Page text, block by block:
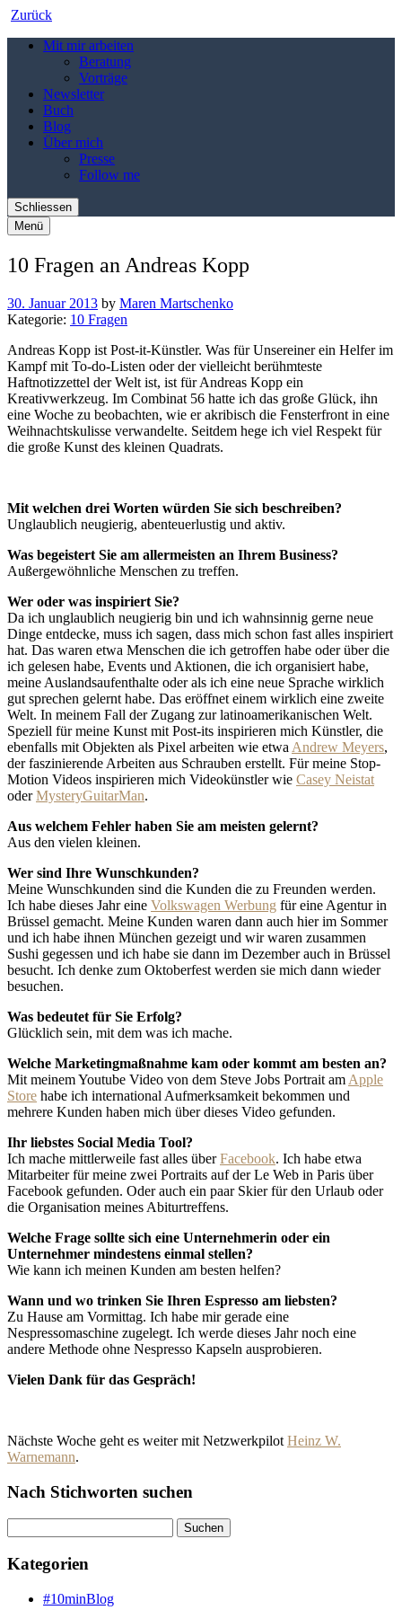
Zurück
Mit mir arbeiten
Beratung
Vorträge
Newsletter
Buch
Blog
Über mich
Presse
Follow me
Schliessen
Menü
10 Fragen an Andreas Kopp
30. Januar 2013 by Maren Martschenko
Kategorie: 10 Fragen
Andreas Kopp ist Post-it-Künstler. Was für Unsereiner ein Helfer im
Kampf mit To-do-Listen oder der vielleicht berühmteste
Haftnotizzettel der Welt ist, ist für Andreas Kopp ein
Kreativwerkzeug. Im Combinat 56 hatte ich das große Glück, ihn
eine Woche zu beobachten, wie er akribisch die Fensterfront in eine
Weihnachtskulisse verwandelte. Seitdem hege ich viel Respekt für
die große Kunst des kleinen Quadrats.
Mit welchen drei Worten würden Sie sich beschreiben?
Unglaublich neugierig, abenteuerlustig und aktiv.
Was begeistert Sie am allermeisten an Ihrem Business?
Außergewöhnliche Menschen zu treffen.
Wer oder was inspiriert Sie?
Da ich unglaublich neugierig bin und ich wahnsinnig gerne neue
Dinge entdecke, muss ich sagen, dass mich schon fast alles inspiriert
hat. Das waren etwa Menschen die ich getroffen habe oder über die
ich gelesen habe, Events und Aktionen, die ich organisiert habe,
meine Auslandsaufenthalte oder als ich eine neue Sprache wirklich
gut sprechen gelernt habe. Das eröffnet einem wirklich eine zweite
Welt. In meinem Fall der Zugang zur latinoamerikanischen Welt.
Speziell für meine Kunst mit Post-its inspirieren mich Künstler, die
ebenfalls mit Objekten als Pixel arbeiten wie etwa Andrew Meyers,
der faszinierende Arbeiten aus Schrauben erstellt. Für meine Stop-
Motion Videos inspirieren mich Videokünstler wie Casey Neistat
oderMysteryGuitarMan.
Aus welchem Fehler haben Sie am meisten gelernt?
Aus den vielen kleinen.
Wer sind Ihre Wunschkunden?
Meine Wunschkunden sind die Kunden die zu Freunden werden.
Ich habe dieses Jahr eine Volkswagen Werbung für eine Agentur in
Brüssel gemacht. Meine Kunden waren dann auch hier im Sommer
und ich habe ihnen München gezeigt und wir waren zusammen
Sushi gegessen und ich habe sie dann im Dezember auch in Brüssel
besucht. Ich denke zum Oktoberfest werden sie mich dann wieder
besuchen.
Was bedeutet für Sie Erfolg?
Glücklich sein, mit dem was ich mache.
Welche Marketingmaßnahme kam oder kommt am besten an?
Mit meinem Youtube Video von dem Steve Jobs Portrait am Apple
Store habe ich international Aufmerksamkeit bekommen und
mehrere Kunden haben mich über dieses Video gefunden.
Ihr liebstes Social Media Tool?
Ich mache mittlerweile fast alles überFacebook. Ich habe etwa
Mitarbeiter für meine zwei Portraits auf der Le Web in Paris über
Facebook gefunden. Oder auch ein paar Skier für den Urlaub oder
die Organisation meines Abiturtreffens.
Welche Frage sollte sich eine Unternehmerin oder ein
Unternehmer mindestens einmal stellen?
Wie kann ich meinen Kunden am besten helfen?
Wann und wo trinken Sie Ihren Espresso am liebsten?
Zu Hause am Vormittag. Ich habe mir gerade eine
Nespressomaschine zugelegt. Ich werde dieses Jahr noch eine
andere Methode ohne Nespresso Kapseln ausprobieren.
Vielen Dank für das Gespräch!
Nächste Woche geht es weiter mit Netzwerkpilot Heinz W.
Warnemann.
Nach Stichworten suchen
Kategorien
#10minBlog